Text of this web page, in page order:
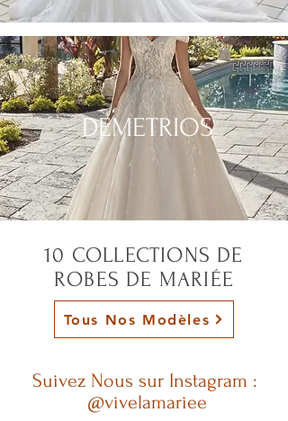
DEMETRIOS
10 COLLECTIONS DE
ROBES DE MARIÉE
Tous Nos Modèles
Suivez Nous sur Instagram :
@vivelamariee